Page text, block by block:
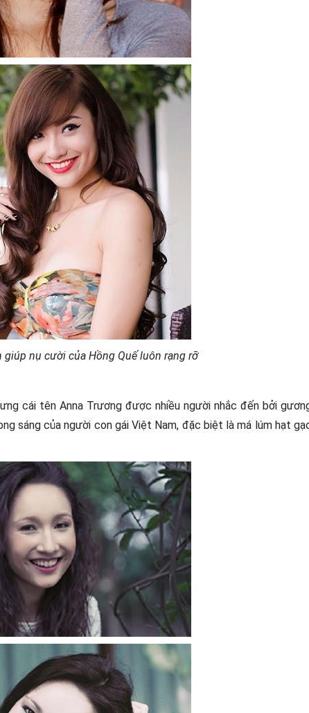
nụ cười của Hồng Quế luôn rạng rỡ
cái tên Anna Trương được nhiều người nhắc đến bởi
sáng của người con gái Việt Nam, đặc biệt là má lúm hạt